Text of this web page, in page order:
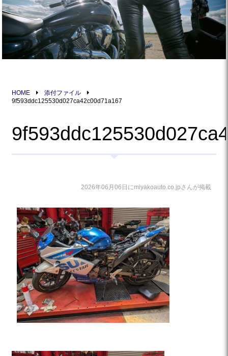
HOME
添付ファイル
9f593ddc125530d027ca42c00d71a167
2026年06月06日にmiyakoauto.co.jpさんが掲載